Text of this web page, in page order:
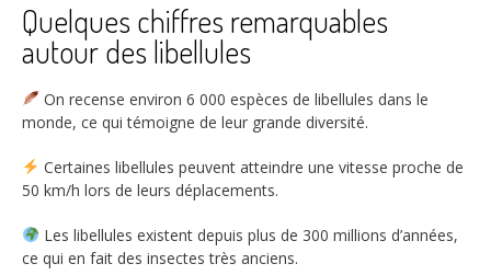
Quelques chiffres remarquables
autour des libellules
On recense environ 6 000 espèces de libellules dans le
monde, ce qui témoigne de leur grande diversité.
Certaines libellules peuvent atteindre une vitesse proche de
50 km/h lors de leurs déplacements.
Les libellules existent depuis plus de 300 millions d’années,
ce qui en fait des insectes très anciens.